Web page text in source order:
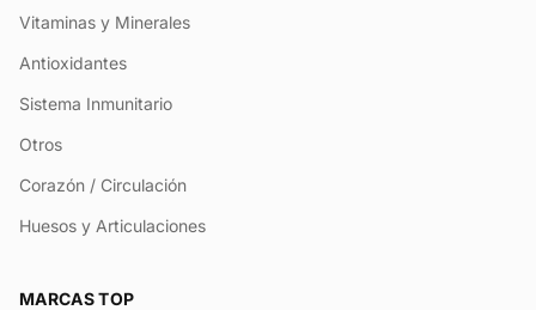
Vitaminas y Minerales
Antioxidantes
Sistema Inmunitario
Otros
Corazón / Circulación
Huesos y Articulaciones
MARCAS TOP